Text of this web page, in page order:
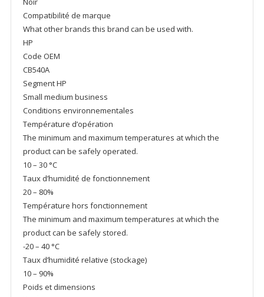
Compatibilité de marque
What other brands this brand can be used with.
HP
Code OEM
CB540A
Segment HP
Small medium business
Conditions environnementales
Température d’opération
The minimum and maximum temperatures at which the
product can be safely operated.
10 – 30 °C
Taux d’humidité de fonctionnement
20 – 80%
Température hors fonctionnement
The minimum and maximum temperatures at which the
product can be safely stored.
-20 – 40 °C
Taux d’humidité relative (stockage)
10 – 90%
Poids et dimensions